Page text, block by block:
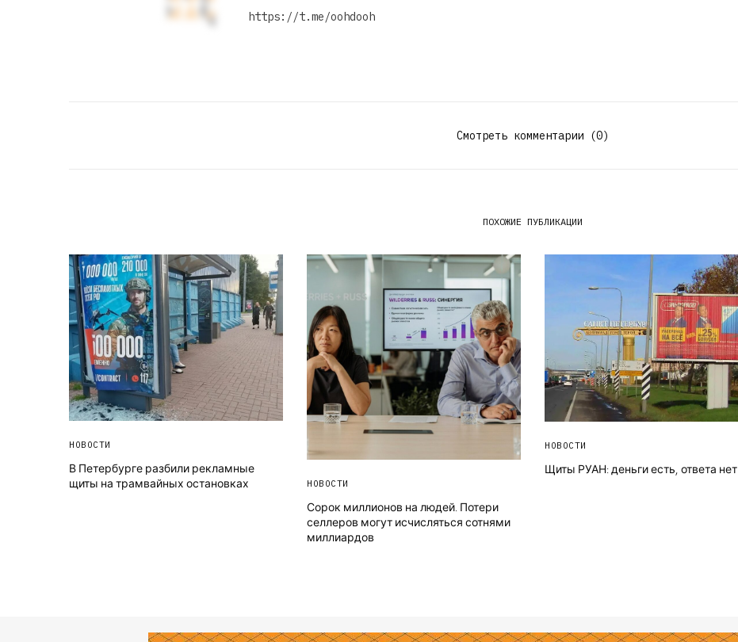
https://t.me/oohdooh
Смотреть комментарии (0)
ПОХОЖИЕ ПУБЛИКАЦИИ
НОВОСТИ
В Петербурге разбили рекламные
щиты на трамвайных остановках
НОВОСТИ
Сорок миллионов на людей. Потери
селлеров могут исчисляться сотнями
миллиардов
НОВОСТИ
Щиты РУАН: деньги есть, ответа нет